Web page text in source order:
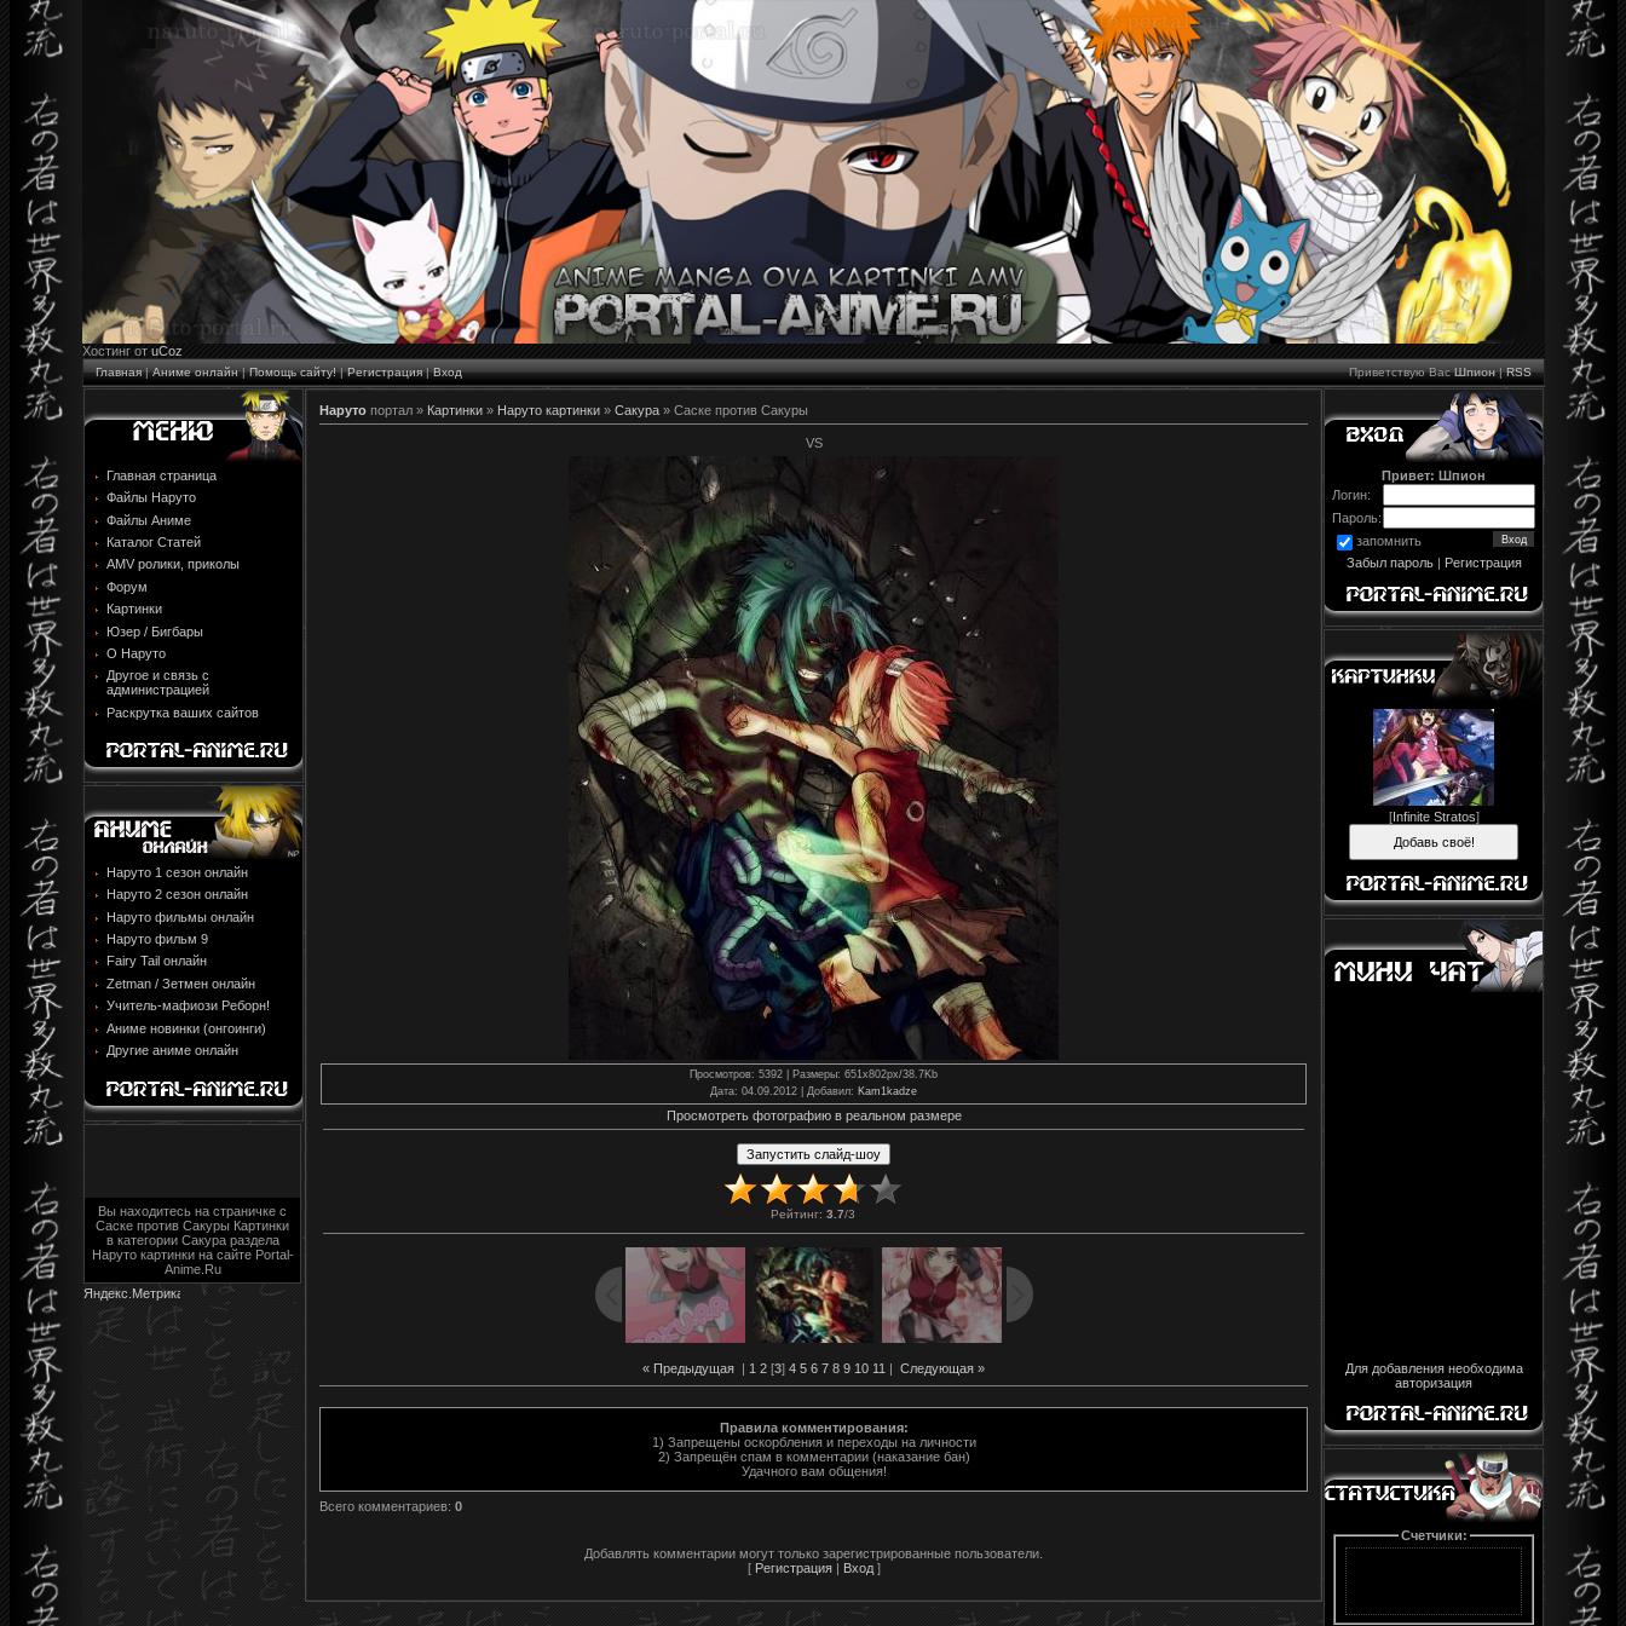
Хостинг от uCoz
Главная|Аниме онлайн|Помощь сайту!|Регистрация|Вход Приветствую Вас Шпион|RSS
Главная страница
Файлы Наруто
Файлы Аниме
Каталог Статей
AMV ролики, приколы
Форум
Картинки
Юзер / Бигбары
О Наруто
Другое и связь с
администрацией
Раскрутка ваших сайтов
Наруто 1 сезон онлайн
Наруто 2 сезон онлайн
Наруто фильмы онлайн
Наруто фильм 9
Fairy Tail онлайн
Zetman / Зетмен онлайн
Учитель-мафиози Реборн!
Аниме новинки (онгоинги)
Другие аниме онлайн
Вы находитесь на страничке с
Саске против Сакуры Картинки
в категории Сакура раздела
Наруто картинки на сайте Portal-
Anime.Ru
Наруто портал » Картинки » Наруто картинки » Сакура » Саске против Сакуры
VS
Просмотров: 5392 | Размеры: 651x802px/38.7Kb
Дата: 04.09.2012 | Добавил: Kam1kadze
Просмотреть фотографию в реальном размере
Рейтинг: 3.7/3
« Предыдущая | 1 2 [3] 4 5 6 7 8 9 10 11 | Следующая »
Правила комментирования:
1) Запрещены оскорбления и переходы на личности
2) Запрещён спам в комментарии (наказание бан)
Удачного вам общения!
Всего комментариев: 0
Добавлять комментарии могут только зарегистрированные пользователи.
[ Регистрация| Вход]
Привет: Шпион
Логин:
Пароль:
запомнить
Забыл пароль| Регистрация
[Infinite Stratos]
Для добавления необходима
авторизация
Счетчики: